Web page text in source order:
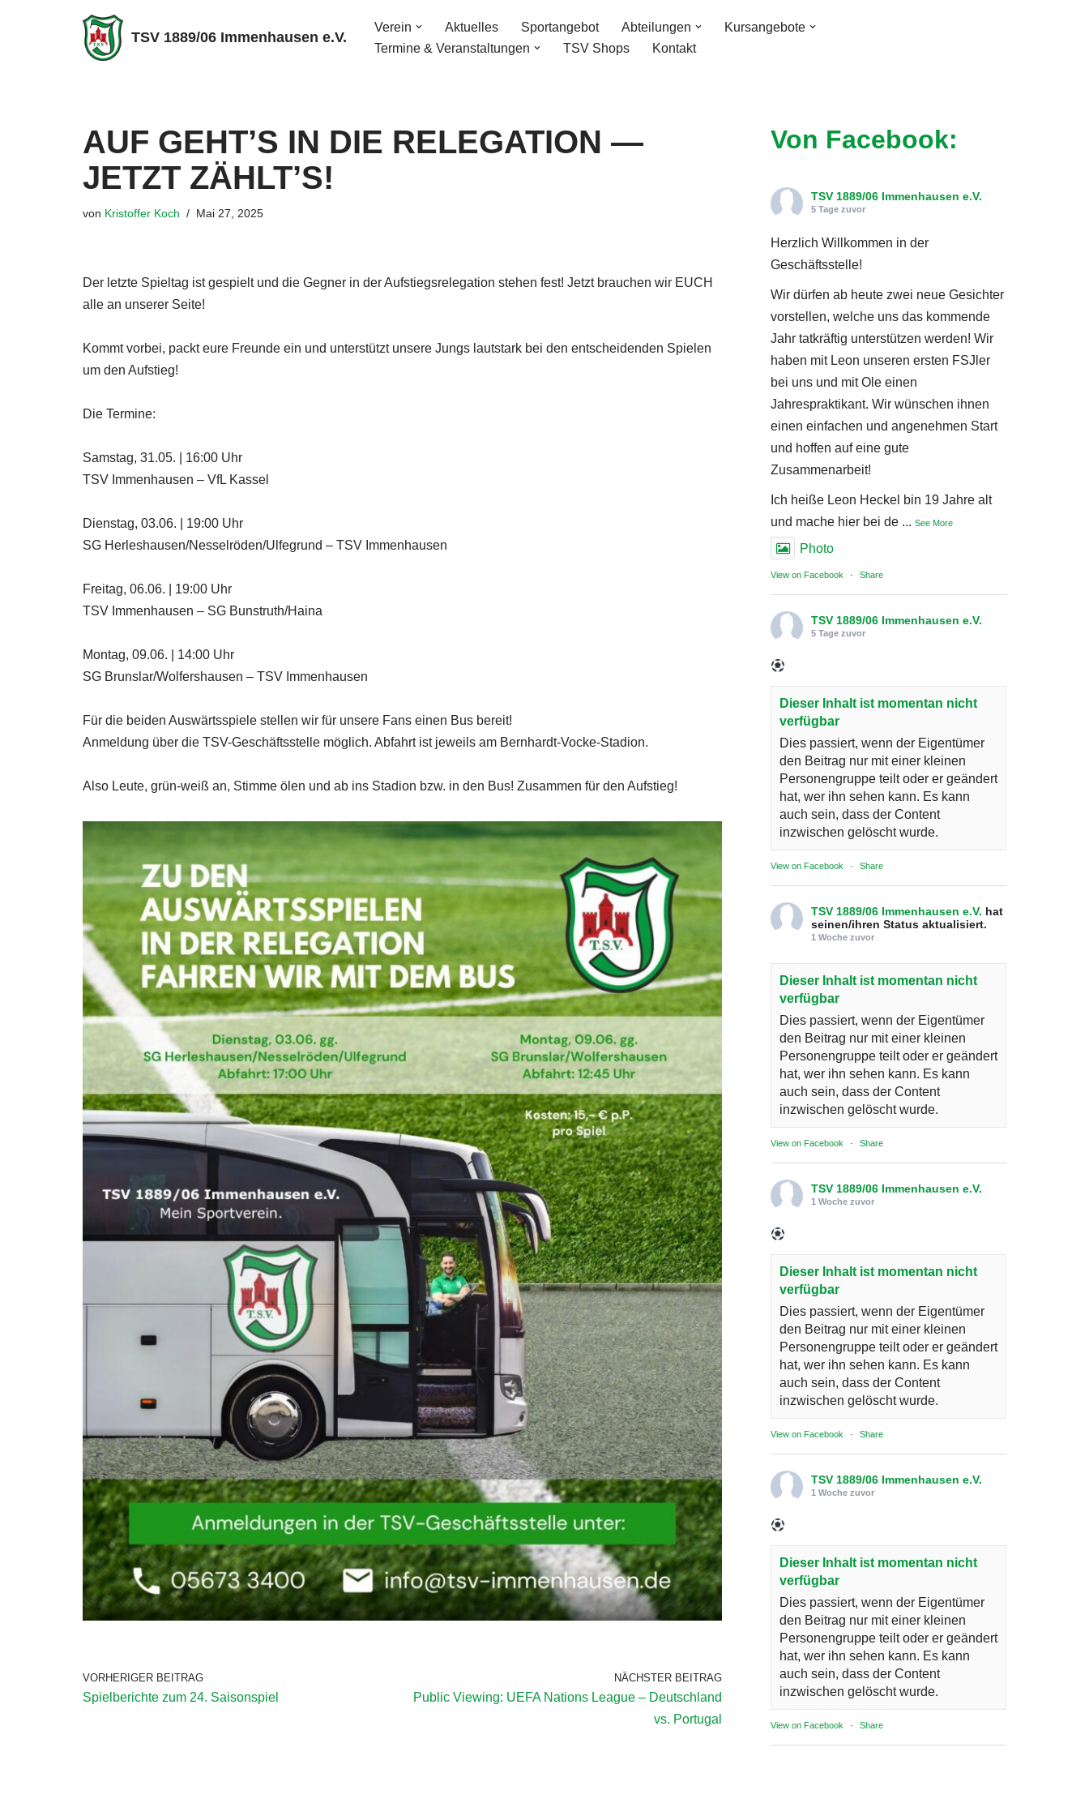
TSV 1889/06 Immenhausen e.V.
Verein Aktuelles Sportangebot Abteilungen
Kursangebote
Termine & Veranstaltungen
TSV Shops Kontakt
AUF GEHT’S IN DIE RELEGATION —
JETZT ZÄHLT’S!
von Kristoffer Koch Mai 27, 2025
Der letzte Spieltag ist gespielt und die Gegner in der Aufstiegsrelegation stehen fest! Jetzt brauchen wir EUCH
alle an unserer Seite!
Kommt vorbei, packt eure Freunde ein und unterstützt unsere Jungs lautstark bei den entscheidenden Spielen
um den Aufstieg!
Die Termine:
Samstag, 31.05. | 16:00 Uhr
TSV Immenhausen – VfL Kassel
Dienstag, 03.06. | 19:00 Uhr
SG Herleshausen/Nesselröden/Ulfegrund – TSV Immenhausen
Freitag, 06.06. | 19:00 Uhr
TSV Immenhausen – SG Bunstruth/Haina
Montag, 09.06. | 14:00 Uhr
SG Brunslar/Wolfershausen – TSV Immenhausen
Für die beiden Auswärtsspiele stellen wir für unsere Fans einen Bus bereit!
Anmeldung über die TSV-Geschäftsstelle möglich. Abfahrt ist jeweils am Bernhardt-Vocke-Stadion.
Also Leute, grün-weiß an, Stimme ölen und ab ins Stadion bzw. in den Bus! Zusammen für den Aufstieg!
VORHERIGER BEITRAG
Spielberichte zum 24. Saisonspiel
NÄCHSTER BEITRAG
Public Viewing: UEFA Nations League – Deutschland
vs. Portugal
Von Facebook:
TSV 1889/06 Immenhausen e.V.
5 Tage zuvor
Herzlich Willkommen in der
Geschäftsstelle!
Wir dürfen ab heute zwei neue Gesichter
vorstellen, welche uns das kommende
Jahr tatkräftig unterstützen werden! Wir
haben mit Leon unseren ersten FSJler
bei uns und mit Ole einen
Jahrespraktikant. Wir wünschen ihnen
einen einfachen und angenehmen Start
und hoffen auf eine gute
Zusammenarbeit!
Ich heiße Leon Heckel bin 19 Jahre alt
und mache hier bei de ... See More
Photo
View on Facebook · Share
TSV 1889/06 Immenhausen e.V.
5 Tage zuvor
Dieser Inhalt ist momentan nicht
verfügbar
Dies passiert, wenn der Eigentümer
den Beitrag nur mit einer kleinen
Personengruppe teilt oder er geändert
hat, wer ihn sehen kann. Es kann
auch sein, dass der Content
inzwischen gelöscht wurde.
View on Facebook · Share
TSV 1889/06 Immenhausen e.V. hat
seinen/ihren Status aktualisiert.
1 Woche zuvor
Dieser Inhalt ist momentan nicht
verfügbar
Dies passiert, wenn der Eigentümer
den Beitrag nur mit einer kleinen
Personengruppe teilt oder er geändert
hat, wer ihn sehen kann. Es kann
auch sein, dass der Content
inzwischen gelöscht wurde.
View on Facebook · Share
TSV 1889/06 Immenhausen e.V.
1 Woche zuvor
Dieser Inhalt ist momentan nicht
verfügbar
Dies passiert, wenn der Eigentümer
den Beitrag nur mit einer kleinen
Personengruppe teilt oder er geändert
hat, wer ihn sehen kann. Es kann
auch sein, dass der Content
inzwischen gelöscht wurde.
View on Facebook · Share
TSV 1889/06 Immenhausen e.V.
1 Woche zuvor
Dieser Inhalt ist momentan nicht
verfügbar
Dies passiert, wenn der Eigentümer
den Beitrag nur mit einer kleinen
Personengruppe teilt oder er geändert
hat, wer ihn sehen kann. Es kann
auch sein, dass der Content
inzwischen gelöscht wurde.
View on Facebook · Share